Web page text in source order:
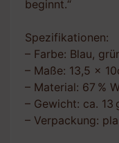
beginnt.“
Spezifikationen:
– Farbe: Blau,
– Maße: 13,5 x
– Material: 67 %
– Gewicht: ca. 13
– Verpackung: